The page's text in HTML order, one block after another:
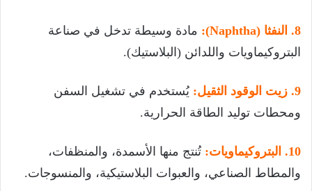
8. النفثا (Naphtha):
مادة وسيطة تدخل في صناعة
البتروكيماويات واللدائن (البلاستيك).
9. زيت الوقود الثقيل:
يُستخدم في تشغيل السفن
ومحطات توليد الطاقة الحرارية.
10. البتروكيماويات:
تُنتج منها الأسمدة، والمنظفات،
والمطاط الصناعي، والعبوات البلاستيكية، والمنسوجات.